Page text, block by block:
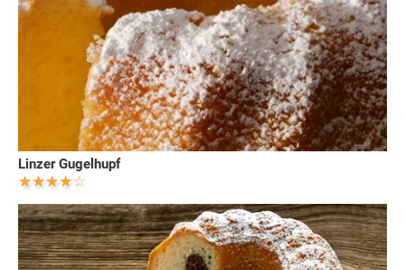
Linzer Gugelhupf